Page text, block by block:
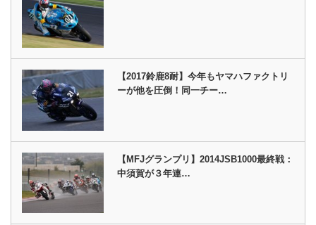
【2017鈴鹿8耐】今年もヤマハファクトリ
ーが他を圧倒！同一チー…
【MFJグランプリ】2014JSB1000最終戦：
中須賀が３年連…